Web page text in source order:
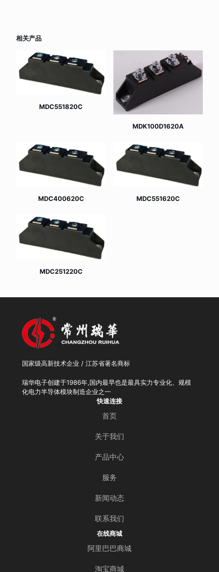
相关产品
MDC551820C
MDK100D1620A
MDC400620C MDC551620C
MDC251220C
国家级高新技术企业 / 江苏省著名商标
瑞华电子创建于1986年,国内最早也是最具实力专业化、规模
化电力半导体模块制造企业之一
快速连接
首页
关于我们
产品中心
服务
新闻动态
联系我们
在线商城
阿里巴巴商城
淘宝商城